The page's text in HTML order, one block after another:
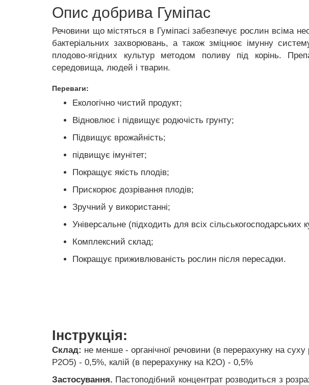
Опис добрива Гуміпас
Речовини що містяться в Гуміпасі забезпечує рослин всіма
бактеріальних захворювань, а також зміцнює імунну
плодово-ягідних культур методом поливу під корінь.
середовища, людей і тварин.
Переваги:
Екологічно чистий продукт;
Відновлює і підвищує родючість грунту;
Підвищує врожайність;
підвищує імунітет;
Покращує якість плодів;
Прискорює дозрівання плодів;
Зручний у використанні;
Універсальне (підходить для всіх сільськогосподарських
Комплексний склад;
Покращує приживлюваність рослин після пересадки.
Інструкція:
Склад: не менше - органічної речовини (в перерахунку на
Р2О5) - 0,5%, калій (в перерахунку на К2О) - 0,5%
Застосування. Пастоподібний концентрат розводиться з